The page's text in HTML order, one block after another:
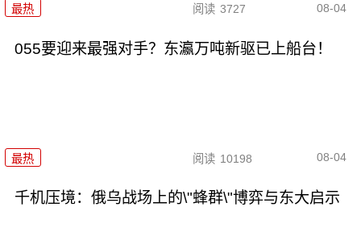
最热 阅读 3727 08-04
055要迎来最强对手？东瀛万吨新驱已上船台！
最热 阅读 10198 08-04
千机压境：俄乌战场上的\"蜂群\"博弈与东大启示